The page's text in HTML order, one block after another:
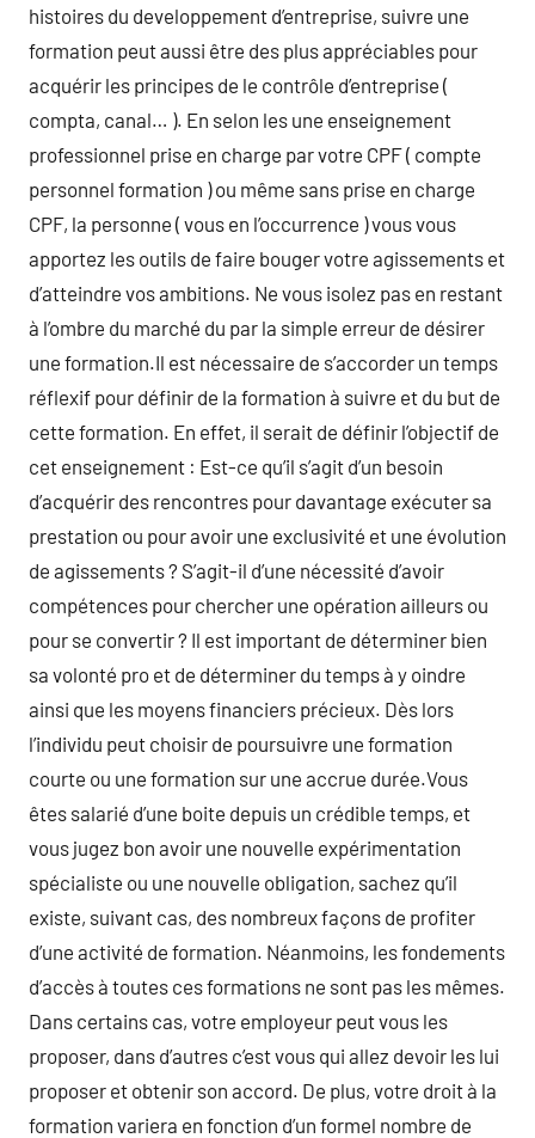
histoires du developpement d’entreprise, suivre une
formation peut aussi être des plus appréciables pour
acquérir les principes de le contrôle d’entreprise (
compta, canal… ). En selon les une enseignement
professionnel prise en charge par votre CPF ( compte
personnel formation ) ou même sans prise en charge
CPF, la personne ( vous en l’occurrence ) vous vous
apportez les outils de faire bouger votre agissements et
d’atteindre vos ambitions. Ne vous isolez pas en restant
à l’ombre du marché du par la simple erreur de désirer
une formation.Il est nécessaire de s’accorder un temps
réflexif pour définir de la formation à suivre et du but de
cette formation. En effet, il serait de définir l’objectif de
cet enseignement : Est-ce qu’il s’agit d’un besoin
d’acquérir des rencontres pour davantage exécuter sa
prestation ou pour avoir une exclusivité et une évolution
de agissements ? S’agit-il d’une nécessité d’avoir
compétences pour chercher une opération ailleurs ou
pour se convertir ? Il est important de déterminer bien
sa volonté pro et de déterminer du temps à y oindre
ainsi que les moyens financiers précieux. Dès lors
l’individu peut choisir de poursuivre une formation
courte ou une formation sur une accrue durée.Vous
êtes salarié d’une boite depuis un crédible temps, et
vous jugez bon avoir une nouvelle expérimentation
spécialiste ou une nouvelle obligation, sachez qu’il
existe, suivant cas, des nombreux façons de profiter
d’une activité de formation. Néanmoins, les fondements
d’accès à toutes ces formations ne sont pas les mêmes.
Dans certains cas, votre employeur peut vous les
proposer, dans d’autres c’est vous qui allez devoir les lui
proposer et obtenir son accord. De plus, votre droit à la
formation variera en fonction d’un formel nombre de